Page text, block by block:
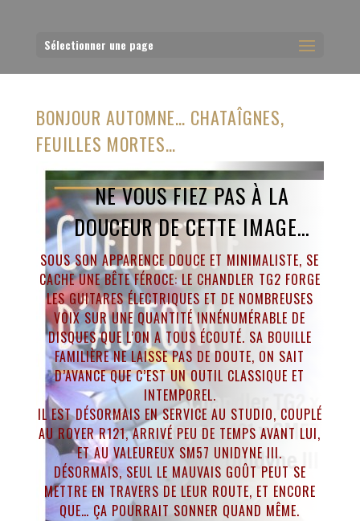
Sélectionner une page
BONJOUR AUTOMNE… CHATAÎGNES,
FEUILLES MORTES…
NE VOUS FIEZ PAS À LA
DOUCEUR DE CETTE IMAGE…
SOUS SON APPARENCE DOUCE ET MINIMALISTE, SE
CACHE UNE BÊTE FÉROCE: LE CHANDLER TG2 FORGE
LES GUITARES ÉLECTRIQUES ET DE NOMBREUSES
VOIX SUR UNE QUANTITÉ INNÉNUMÉRABLE DE
DISQUES QUE L’ON A TOUS ÉCOUTÉ. SA BOUILLE
FAMILIÈRE NE LAISSE PAS DE DOUTE, ON SAIT
D’AVANCE QUE C’EST UN OUTIL CLASSIQUE ET
INTEMPOREL.
IL EST DÉSORMAIS EN SERVICE AU STUDIO, COUPLÉ
AU ROYER R121, ARRIVÉ PEU DE TEMPS AVANT LUI,
ET AU VALEUREUX SM57 UNIDYNE III.
DÉSORMAIS, SEUL LE MAUVAIS GOÛT PEUT SE
METTRE EN TRAVERS DE LEUR ROUTE, ET ENCORE
QUE… ÇA POURRAIT SONNER QUAND MÊME.